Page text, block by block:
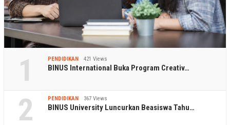
1 PENDIDIKAN 421 Views
BINUS International Buka Program Creativ…
2 PENDIDIKAN 367 Views
BINUS University Luncurkan Beasiswa Tahu…